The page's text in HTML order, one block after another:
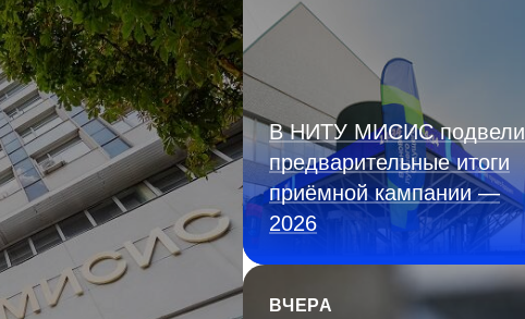
В НИТУ МИСИС подвели
предварительные итоги
приёмной кампании —
2026
ВЧЕРА